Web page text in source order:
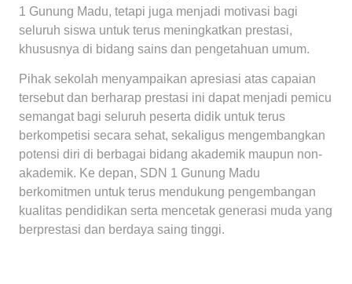
1 Gunung Madu, tetapi juga menjadi motivasi bagi
seluruh siswa untuk terus meningkatkan prestasi,
khususnya di bidang sains dan pengetahuan umum.
Pihak sekolah menyampaikan apresiasi atas capaian
tersebut dan berharap prestasi ini dapat menjadi pemicu
semangat bagi seluruh peserta didik untuk terus
berkompetisi secara sehat, sekaligus mengembangkan
potensi diri di berbagai bidang akademik maupun non-
akademik. Ke depan, SDN 1 Gunung Madu
berkomitmen untuk terus mendukung pengembangan
kualitas pendidikan serta mencetak generasi muda yang
berprestasi dan berdaya saing tinggi.